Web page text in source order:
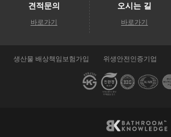
견적문의
바로가기
오시는 길
바로가기
생산물 배상책임보험가입 위생안전인증기업